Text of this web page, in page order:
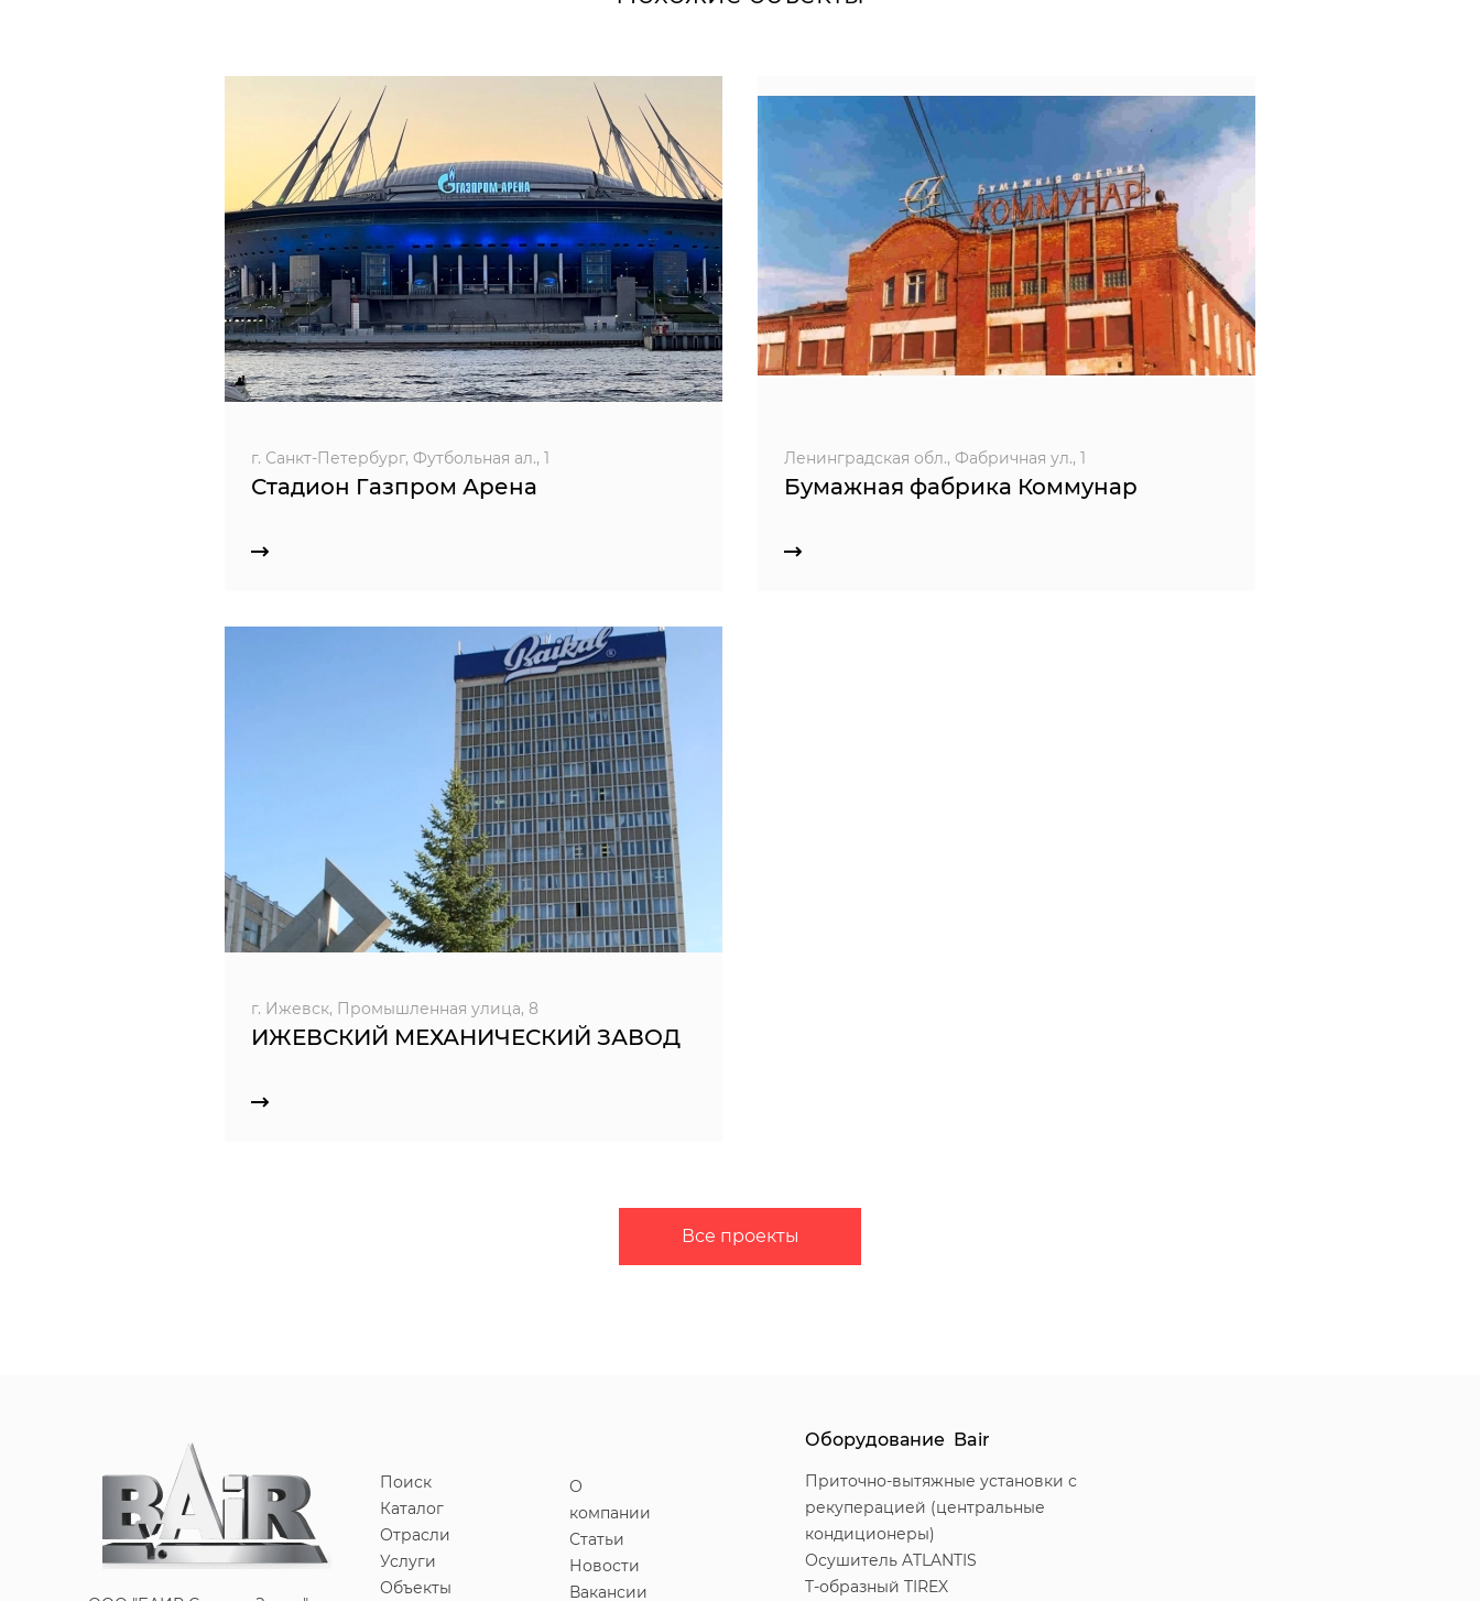
г. Санкт-Петербург, Футбольная ал., 1
Стадион Газпром Арена
Ленинградская обл., Фабричная ул., 1
Бумажная фабрика Коммунар
г. Ижевск, Промышленная улица, 8
ИЖЕВСКИЙ МЕХАНИЧЕСКИЙ ЗАВОД
Все проекты
Поиск
Каталог
Отрасли
Услуги
Объекты
О
компании
Статьи
Новости
Вакансии
Оборудование Bair
Приточно-вытяжные установки с
рекуперацией (центральные
кондиционеры)
Осушитель ATLANTIS
T-образный TIREX